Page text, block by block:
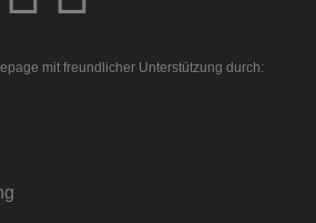
mit freundlicher Unterstützung durch: